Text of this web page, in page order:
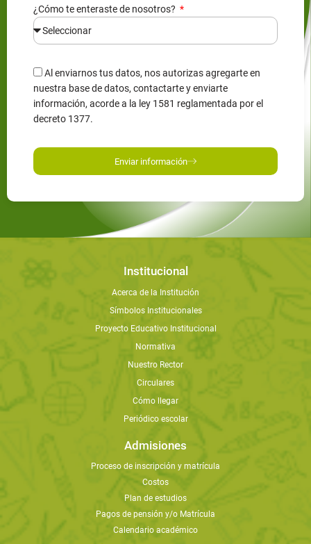
¿Cómo te enteraste de nosotros?
Al enviarnos tus datos, nos autorizas agregarte en
nuestra base de datos, contactarte y enviarte
información, acorde a la ley 1581 reglamentada por el
decreto 1377.
Enviar información
Institucional
Acerca de la Institución
Símbolos Institucionales
Proyecto Educativo Institucional
Normativa
Nuestro Rector
Circulares
Cómo llegar
Periódico escolar
Admisiones
Proceso de inscripción y matrícula
Costos
Plan de estudios
Pagos de pensión y/o Matrícula
Calendario académico